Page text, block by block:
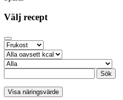
Välj recept
Sök
Visa näringsvärde